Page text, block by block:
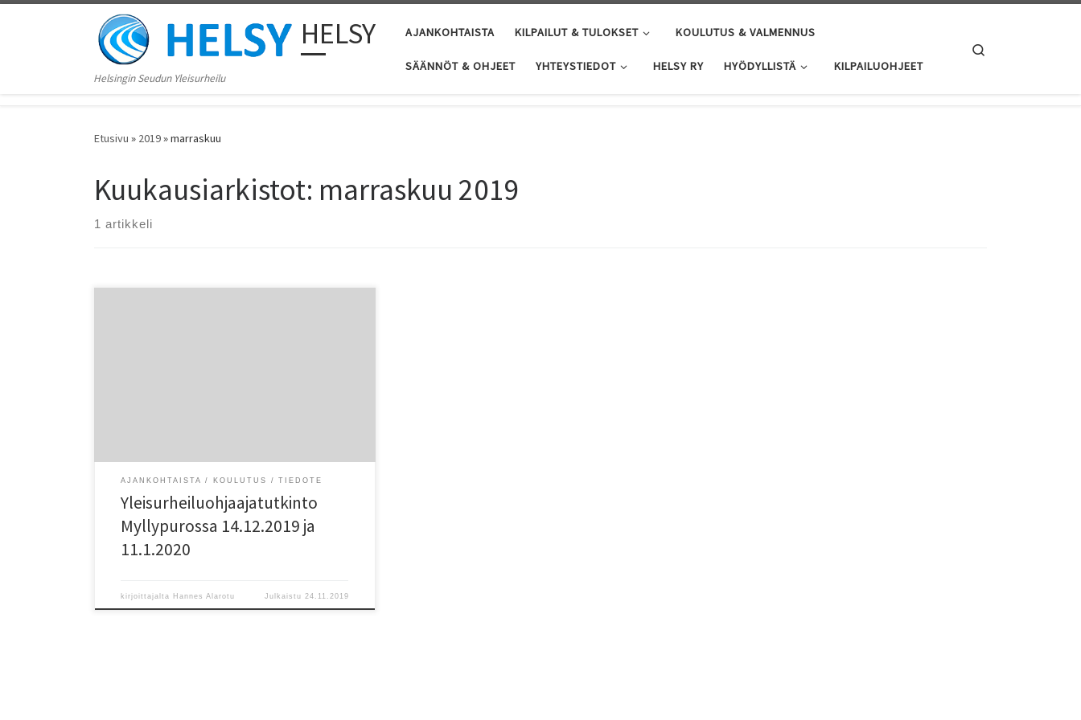
HELSY
Helsingin Seudun Yleisurheilu
AJANKOHTAISTA KILPAILUT & TULOKSET KOULUTUS & VALMENNUS
SÄÄNNÖT & OHJEET YHTEYSTIEDOT HELSY RY HYÖDYLLISTÄ KILPAILUOHJEET
Etusivu » 2019»marraskuu
Kuukausiarkistot: marraskuu 2019
1 artikkeli
AJANKOHTAISTA KOULUTUS TIEDOTE
Yleisurheiluohjaajatutkinto
Myllypurossa 14.12.2019 ja
11.1.2020
kirjoittajalta Hannes Alarotu Julkaistu 24.11.2019